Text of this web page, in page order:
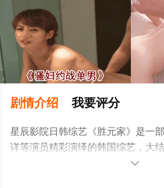
剧情介绍 我要评分
星辰影院日韩综艺《胜元家》是一
详等演员精彩演绎的韩国综艺，大
期），手机免费观看高清未删减完
